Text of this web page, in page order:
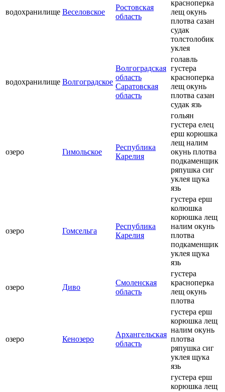
водохранилище Веселовское
Ростовская
область
красноперка
лещ окунь
плотва сазан
судак
толстолобик
уклея
водохранилище Волгоградское
Волгоградская
область
Саратовская
область
голавль
густера
красноперка
лещ окунь
плотва сазан
судак язь
озеро Гимольское
Республика
Карелия
гольян
густера елец
ерш корюшка
лещ налим
окунь плотва
подкаменщик
ряпушка сиг
уклея щука
язь
озеро Гомсельга
Республика
Карелия
густера ерш
колюшка
корюшка лещ
налим окунь
плотва
подкаменщик
уклея щука
язь
озеро Диво
Смоленская
область
густера
красноперка
лещ окунь
плотва
озеро Кенозеро
Архангельская
область
густера ерш
корюшка лещ
налим окунь
плотва
ряпушка сиг
уклея щука
язь
густера ерш
корюшка лещ